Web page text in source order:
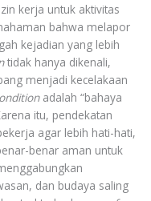
kerja untuk aktivitas
bahwa melapor
kejadian yang lebih
tidak hanya dikenali,
menjadi kecelakaan
adalah “bahaya
itu, pendekatan
agar lebih hati-hati,
benar aman untuk
dan budaya saling